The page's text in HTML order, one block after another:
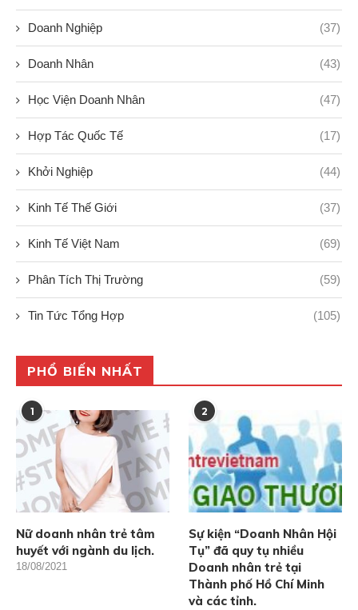
Doanh Nghiệp (37)
Doanh Nhân (43)
Học Viện Doanh Nhân (47)
Hợp Tác Quốc Tế (17)
Khởi Nghiệp (44)
Kinh Tế Thế Giới (37)
Kinh Tế Việt Nam (69)
Phân Tích Thị Trường (59)
Tin Tức Tổng Hợp (105)
PHỔ BIẾN NHẤT
1
Nữ doanh nhân trẻ tâm
huyết với ngành du lịch.
18/08/2021
2
Sự kiện “Doanh Nhân Hội
Tụ” đã quy tụ nhiều
Doanh nhân trẻ tại
Thành phố Hồ Chí Minh
và các tỉnh.